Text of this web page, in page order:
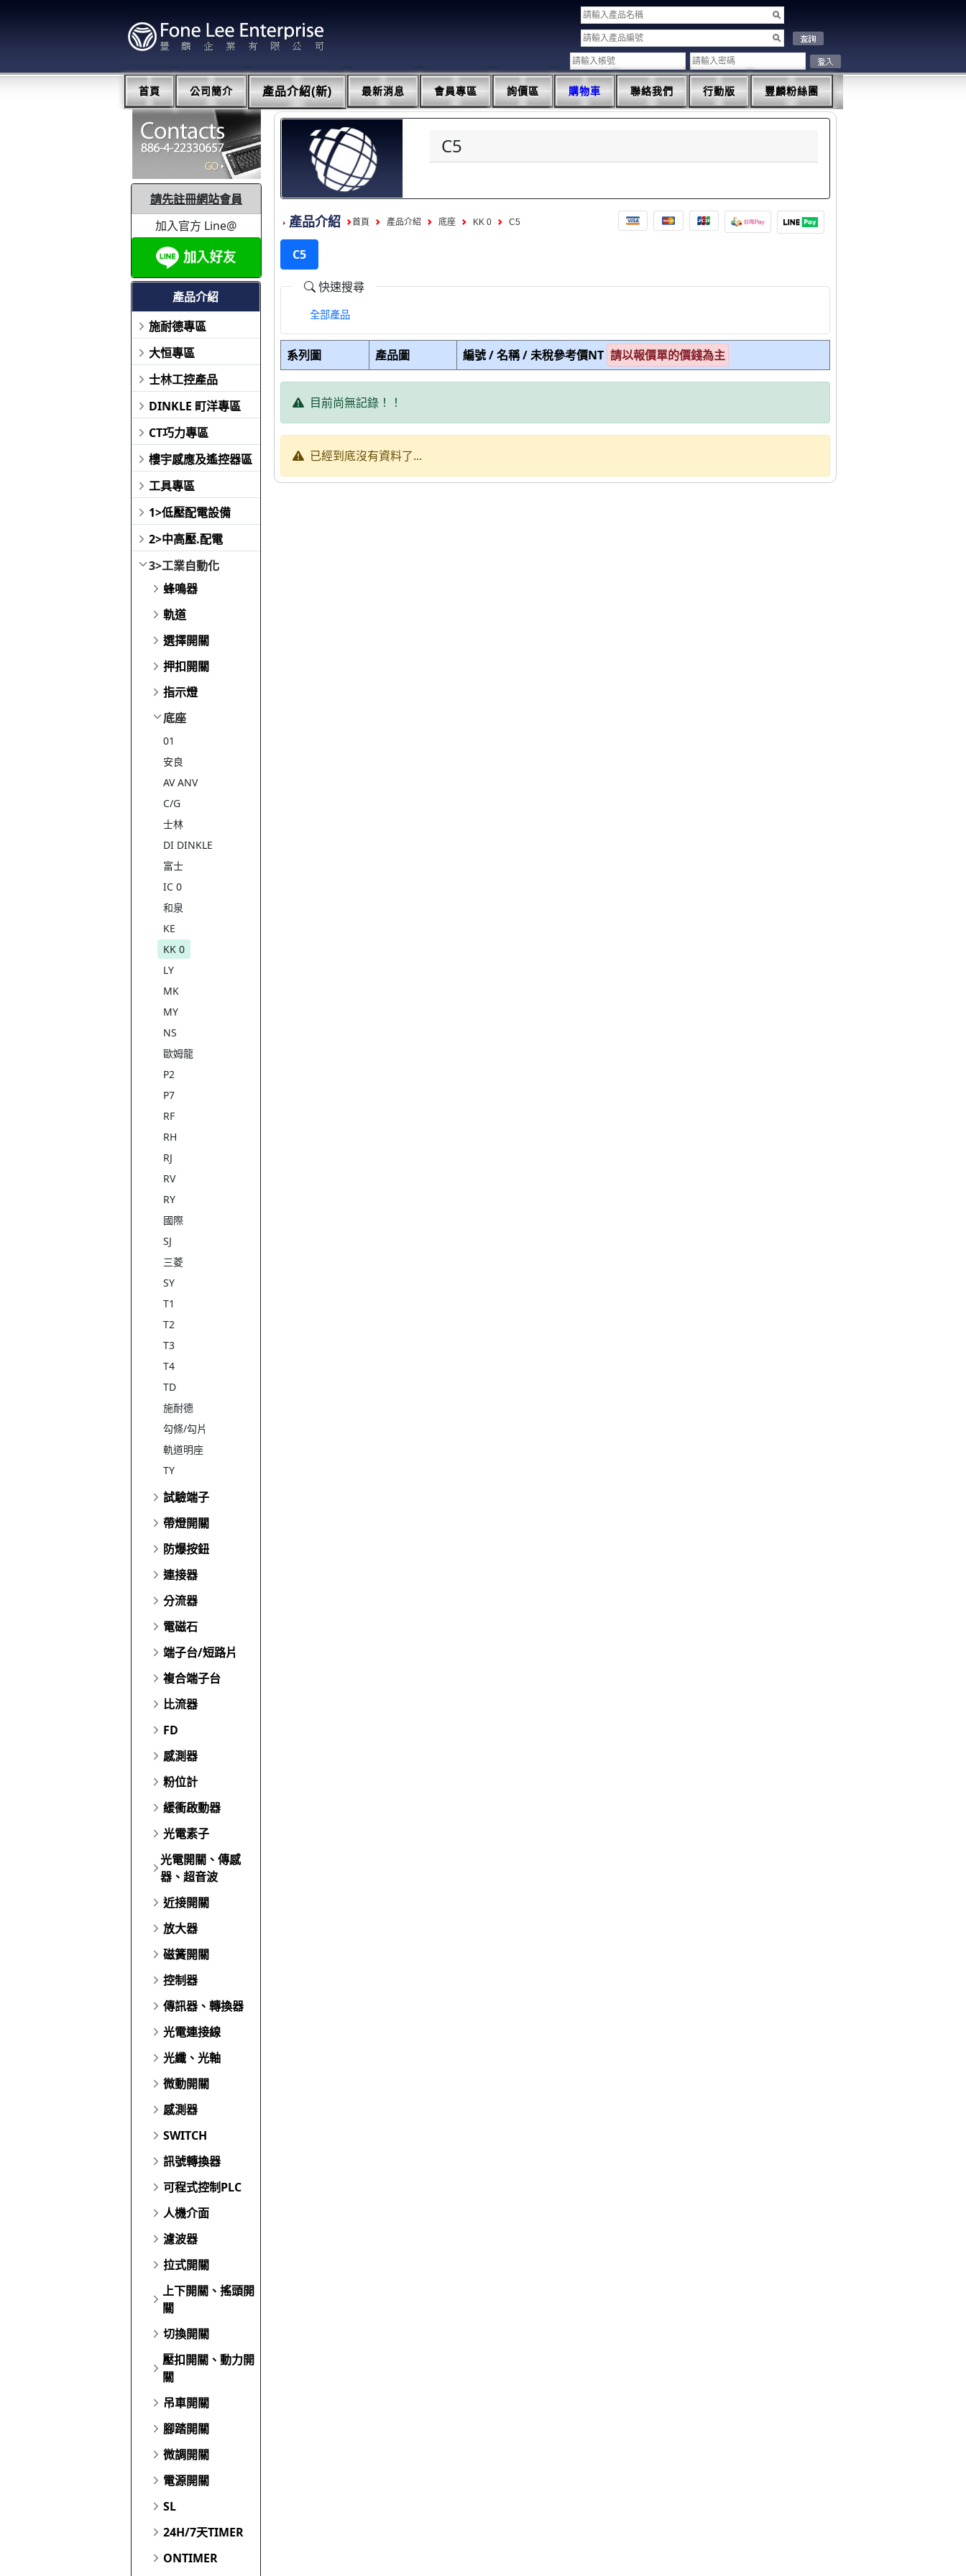
首頁 公司簡介 產品介紹(新) 最新消息 會員專區 詢價區 購物車 聯絡我們 行動版 豐麟粉絲團
請先註冊網站會員
加入官方 Line@
產品介紹
施耐德專區
大恒專區
士林工控產品
DINKLE 町洋專區
CT巧力專區
樓宇感應及遙控器區
工具專區
1>低壓配電設備
2>中高壓.配電
3>工業自動化
蜂鳴器
軌道
選擇開關
押扣開關
指示燈
底座
01
安良
AV ANV
C/G
士林
DI DINKLE
富士
IC 0
和泉
KE
KK 0
LY
MK
MY
NS
歐姆龍
P2
P7
RF
RH
RJ
RV
RY
國際
SJ
三菱
SY
T1
T2
T3
T4
TD
施耐德
勾條/勾片
軌道明座
TY
試驗端子
帶燈開關
防爆按鈕
連接器
分流器
電磁石
端子台/短路片
複合端子台
比流器
FD
感測器
粉位計
緩衝啟動器
光電素子
光電開關、傳感
器、超音波
近接開關
放大器
磁簧開關
控制器
傳訊器、轉換器
光電連接線
光纖、光軸
微動開關
感測器
SWITCH
訊號轉換器
可程式控制PLC
人機介面
濾波器
拉式開關
上下開關、搖頭開
關
切換開關
壓扣開關、動力開
關
吊車開關
腳踏開關
微調開關
電源開關
SL
24H/7天TIMER
ONTIMER
C5
產品介紹 首頁 產品介紹 底座 KK 0 C5
C5
快速搜尋
全部產品
系列圖 產品圖 編號 / 名稱 / 未稅參考價NT 請以報價單的價錢為主
目前尚無記錄！！
已經到底沒有資料了...